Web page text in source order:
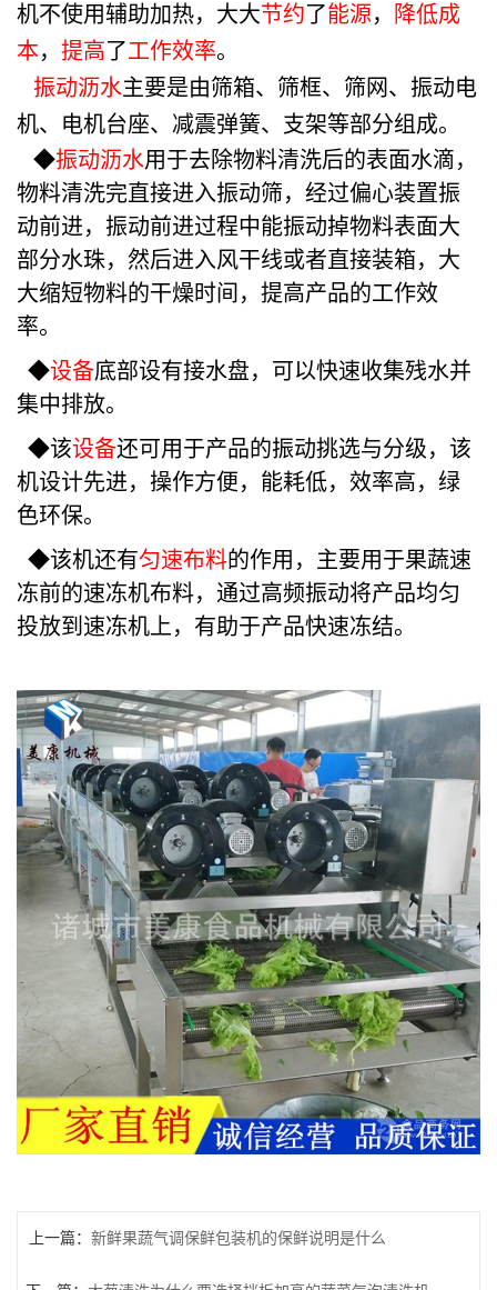
机不使用辅助加热，大大节约了能源，
降低成
本， 提高了工作效率。
振动沥水主要是由筛箱、筛框、筛网、振动电
机、电机台座、减震弹簧、支架等部分组成。
◆振动沥水用于去除物料清洗后的表面水滴，
物料清洗完直接进入振动筛，经过偏心装置振
动前进，振动前进过程中能振动掉物料表面大
部分水珠，然后进入风干线或者直接装箱，大
大缩短物料的干燥时间，提高产品的工作效
率。
◆设备底部设有接水盘，可以快速收集残水并
集中排放。
◆该设备还可用于产品的振动挑选与分级，该
机设计先进，操作方便，能耗低，效率高，绿
色环保。
◆该机还有匀速布料的作用，主要用于果蔬速
冻前的速冻机布料，通过高频振动将产品均匀
投放到速冻机上，有助于产品快速冻结。
上一篇： 新鲜果蔬气调保鲜包装机的保鲜说明是什么